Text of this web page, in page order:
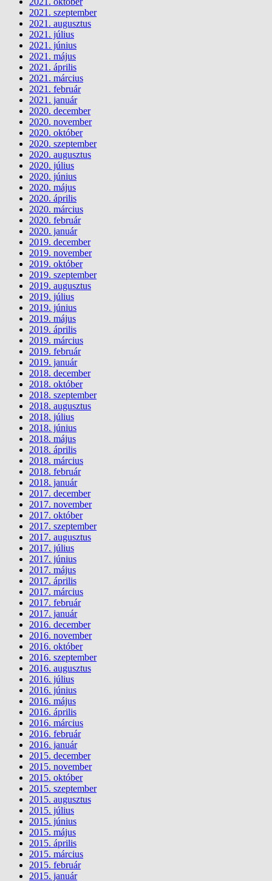
2021. szeptember
2021. augusztus
2021. július
2021. június
2021. május
2021. április
2021. március
2021. február
2021. január
2020. december
2020. november
2020. október
2020. szeptember
2020. augusztus
2020. július
2020. június
2020. május
2020. április
2020. március
2020. február
2020. január
2019. december
2019. november
2019. október
2019. szeptember
2019. augusztus
2019. július
2019. június
2019. május
2019. április
2019. március
2019. február
2019. január
2018. december
2018. október
2018. szeptember
2018. augusztus
2018. július
2018. június
2018. május
2018. április
2018. március
2018. február
2018. január
2017. december
2017. november
2017. október
2017. szeptember
2017. augusztus
2017. július
2017. június
2017. május
2017. április
2017. március
2017. február
2017. január
2016. december
2016. november
2016. október
2016. szeptember
2016. augusztus
2016. július
2016. június
2016. május
2016. április
2016. március
2016. február
2016. január
2015. december
2015. november
2015. október
2015. szeptember
2015. augusztus
2015. július
2015. június
2015. május
2015. április
2015. március
2015. február
2015. január